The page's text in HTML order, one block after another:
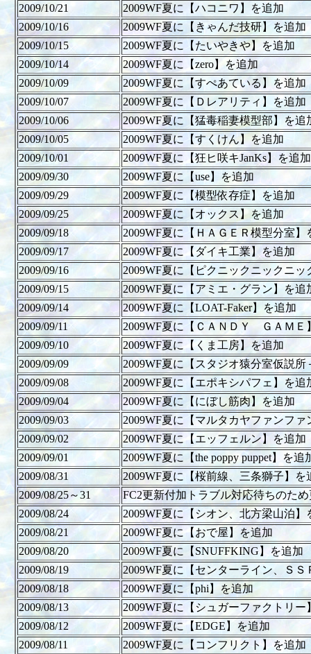
2009/10/21
2009WF夏に【ハコニワ】を追加
2009/10/16
2009WF夏に【きゃんだ技研】を追加
2009/10/15
2009WF夏に【たいやきや】を追加
2009/10/14
2009WF夏に【zero】を追加
2009/10/09
2009WF夏に【すぺあている】を追加
2009/10/07
2009WF夏に【Ｄレアリティ】を追加
2009/10/06
2009WF夏に【猛毒稲妻模型部】を追
2009/10/05
2009WF夏に【すくけん】を追加
2009/10/01
2009WF夏に【狂ヒ咲キJanKs】を追加
2009/09/30
2009WF夏に【use】を追加
2009/09/29
2009WF夏に【模型依存症】を追加
2009/09/25
2009WF夏に【オックス】を追加
2009/09/18
2009WF夏に【ＨＡＧＥＲ模型分室】
2009/09/17
2009WF夏に【ダイキ工業】を追加
2009/09/16
2009WF夏に【ピクニックニックニッ
2009/09/15
2009WF夏に【アミエ・グラン】を追
2009/09/14
2009WF夏に【LOAT-Faker】を追加
2009/09/11
2009WF夏に【ＣＡＮＤＹ ＧＡＭＥ
2009/09/10
2009WF夏に【くま工房】を追加
2009/09/09
2009WF夏に【スタジオ猿分室仮説所
2009/09/08
2009WF夏に【エポキシパフェ】を追
2009/09/04
2009WF夏に【にぼし筋肉】を追加
2009/09/03
2009WF夏に【マルタカヤファンフ
2009/09/02
2009WF夏に【エッフェルン】を追加
2009/09/01
2009WF夏に【the poppy puppet】を追
2009/08/31
2009WF夏に【桜前線、三条獅子】を
2009/08/25～31
FC2更新付加トラブル対応待ちのた
2009/08/24
2009WF夏に【シオン、北方梁山泊】
2009/08/21
2009WF夏に【おで屋】を追加
2009/08/20
2009WF夏に【SNUFFKING】を追加
2009/08/19
2009WF夏に【センターライン、ＳＳ
2009/08/18
2009WF夏に【phi】を追加
2009/08/13
2009WF夏に【シュガーファクトリー
2009/08/12
2009WF夏に【EDGE】を追加
2009/08/11
2009WF夏に【コンフリクト】を追加